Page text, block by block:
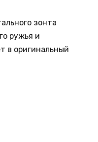
зонта
ружья и
в оригинальный